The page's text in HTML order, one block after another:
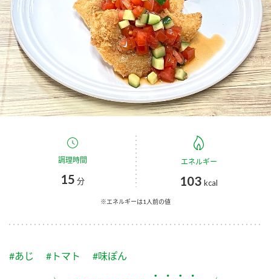
お酢ドリンク ぽん酢
みりん風・料理酒 鍋用調味料
つゆ たれ
スープ 中華
ふりかけ
ブランド・スペシャルサイト
ブランド・スペシャルサイト トップ
商品ブランドサイト
Fibee（ファイビー）
くらしプラ酢
お酢ドリンク
つゆ
企業情報
国内事業概要
企業理念
ミツカンの歴史
ミツカンを知る
環境への取り組み
調理時間
15 分
エネルギー
103 kcal
※エネルギーは1人前の値
#あじ #トマト #味ぽん